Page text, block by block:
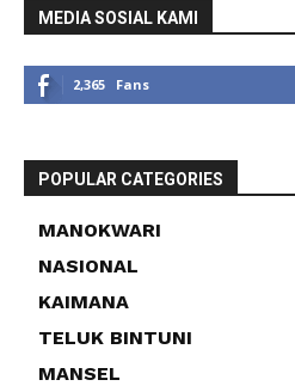
MEDIA SOSIAL KAMI
2,365 Fans
POPULAR CATEGORIES
MANOKWARI
NASIONAL
KAIMANA
TELUK BINTUNI
MANSEL